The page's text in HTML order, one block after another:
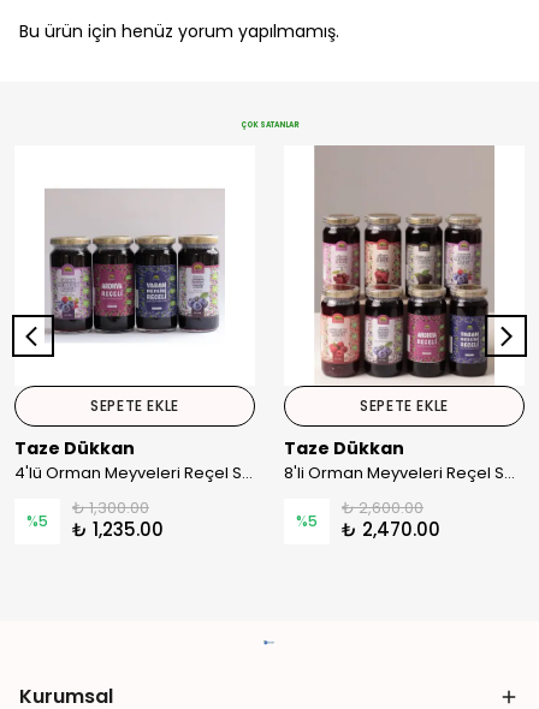
Bu ürün için henüz yorum yapılmamış.
ÇOK SATANLAR
SEPETE EKLE
Taze Dükkan
4'lü Orman Meyveleri Reçel Seti (Şeker İlavesiz)
%5
₺ 1,300.00
₺ 1,235.00
SEPETE EKLE
Taze Dükkan
8'li Orman Meyveleri Reçel Seti (Şeker İlavesiz)
%5
₺ 2,600.00
₺ 2,470.00
Kurumsal